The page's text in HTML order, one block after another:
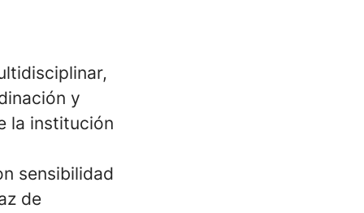
y
la institución
sensibilidad
de